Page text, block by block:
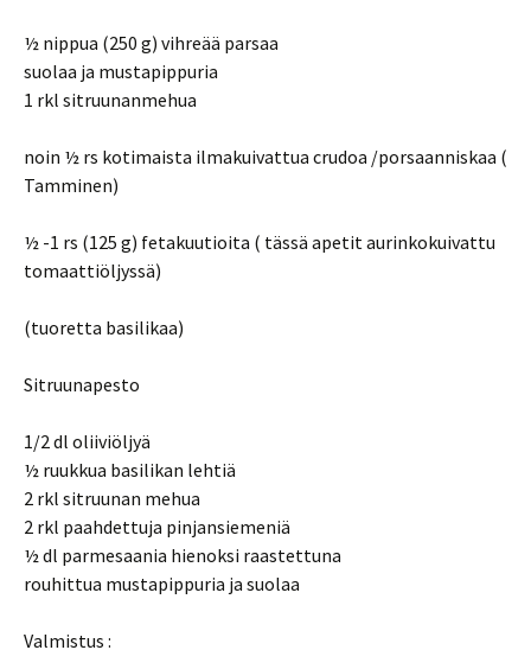
½ nippua (250 g) vihreää parsaa
suolaa ja mustapippuria
1 rkl sitruunanmehua
noin ½ rs kotimaista ilmakuivattua crudoa /porsaanniskaa (
Tamminen)
½ -1 rs (125 g) fetakuutioita ( tässä apetit aurinkokuivattu
tomaattiöljyssä)
(tuoretta basilikaa)
Sitruunapesto
1/2 dl oliiviöljyä
½ ruukkua basilikan lehtiä
2 rkl sitruunan mehua
2 rkl paahdettuja pinjansiemeniä
½ dl parmesaania hienoksi raastettuna
rouhittua mustapippuria ja suolaa
Valmistus :